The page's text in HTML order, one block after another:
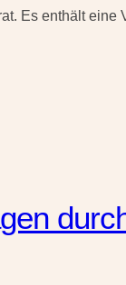
Es enthält eine